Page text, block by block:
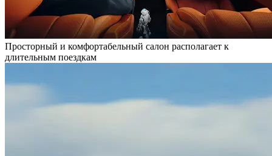
Просторный и комфортабельный салон располагает к
длительным поездкам